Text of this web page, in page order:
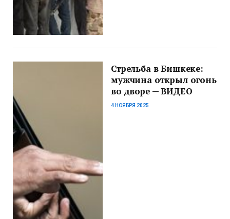
Стрельба в Бишкеке:
мужчина открыл огонь
во дворе — ВИДЕО
4 НОЯБРЯ 2025